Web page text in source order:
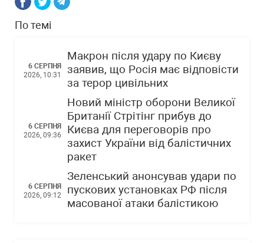
По темі
6 СЕРПНЯ
2026, 10:31
Макрон після удару по Києву
заявив, що Росія має відповісти
за терор цивільних
6 СЕРПНЯ
2026, 09:36
Новий міністр оборони Великої
Британії Стрітінг прибув до
Києва для переговорів про
захист України від балістичних
ракет
6 СЕРПНЯ
2026, 09:12
Зеленський анонсував удари по
пускових установках РФ після
масованої атаки балістикою